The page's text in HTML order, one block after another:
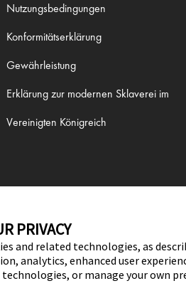
Nutzungsbedingungen
Konformitätserklärung
Gewährleistung
Erklärung zur modernen Sklaverei im
Vereinigten Königreich
PRIVACY
and related technologies, as
analytics, enhanced user
or manage your own